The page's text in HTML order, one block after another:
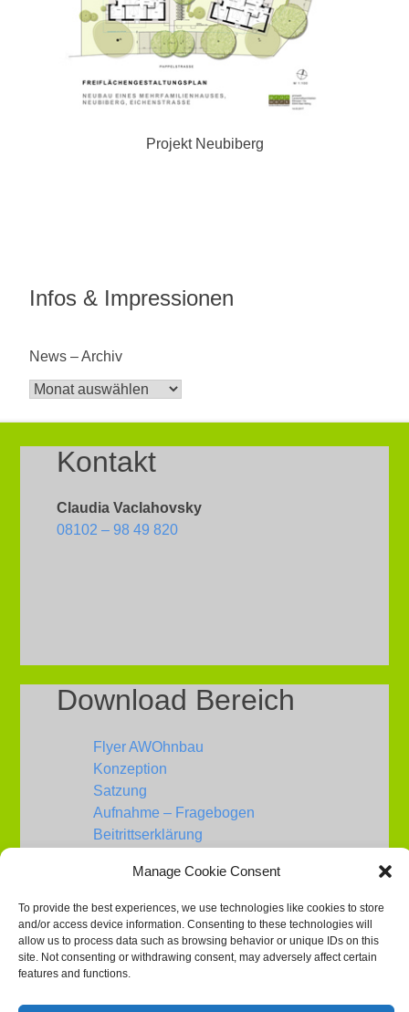
Manage Cookie Consent
To provide the best experiences, we use technologies like cookies to store
and/or access device information. Consenting to these technologies will
allow us to process data such as browsing behavior or unique IDs on this
site. Not consenting or withdrawing consent, may adversely affect certain
features and functions.
Projekt Neubiberg
Infos & Impressionen
News – Archiv
News
Kontakt
Claudia Vaclahovsky
08102 – 98 49 820
Download Bereich
Flyer AWOhnbau
Konzeption
Satzung
Aufnahme – Fragebogen
Beitrittserklärung
Service
Impressum